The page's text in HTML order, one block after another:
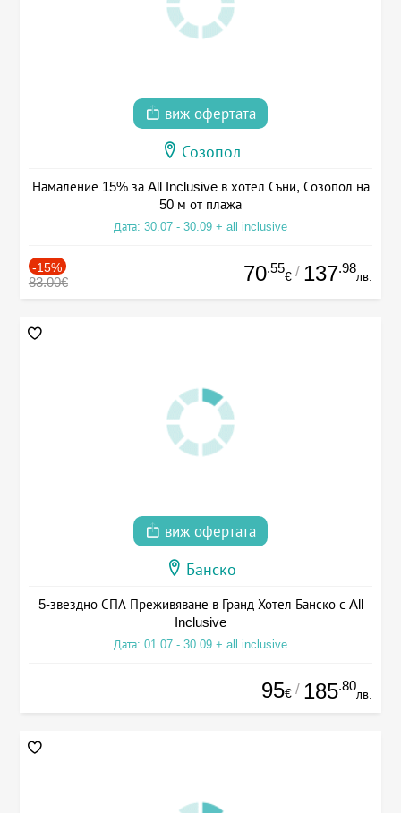
виж офертата
Созопол
Намаление 15% за All Inclusive в хотел Съни, Созопол на
50 м от плажа
Дата: 30.07 - 30.09 + all inclusive
-15%
83.00€ 70.55
€ / 137.98
лв.
виж офертата
Банско
5-звездно СПА Преживяване в Гранд Хотел Банско с All
Inclusive
Дата: 01.07 - 30.09 + all inclusive
95€ / 185.80
лв.